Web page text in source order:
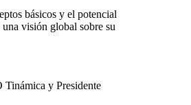
básicos y el potencial
visión global sobre su
y Presidente